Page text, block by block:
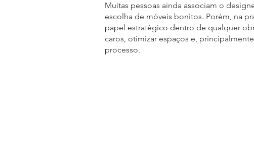
Muitas pessoas ainda associam o
escolha de móveis bonitos. Porém, na
papel estratégico dentro de qualquer
caros, otimizar espaços e,
processo.